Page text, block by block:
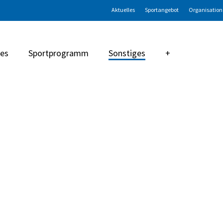
Aktuelles Sportangebot Organisation
Sportprogramm Sonstiges +